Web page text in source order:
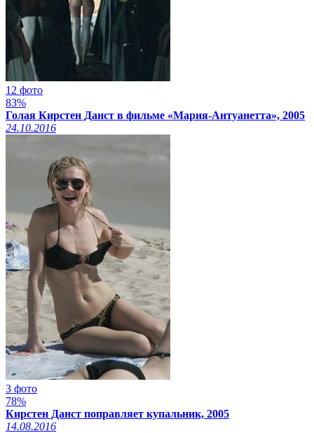
12 фото
83%
Голая Кирстен Данст в фильме «Мария-Антуанетта», 2005
24.10.2016
3 фото
78%
Кирстен Данст поправляет купальник, 2005
14.08.2016